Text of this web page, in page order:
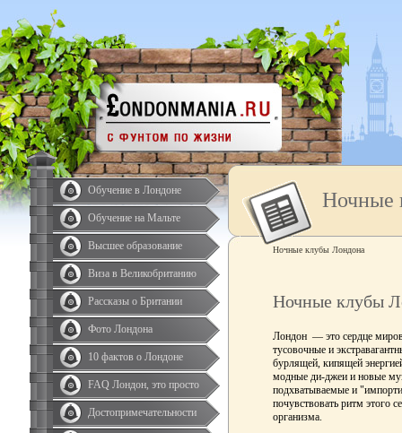
Обучение в Лондоне
Обучение на Мальте
Высшее образование
Виза в Великобританию
Рассказы о Британии
Фото Лондона
10 фактов о Лондоне
FAQ Лондон, это просто
Достопримечательности
Ночные
Ночные клубы Лондона
Ночные клубы
Лондон — это сердце
тусовочные и
бурлящей, кипящей
модные ди-джеи и новые
подхватываемые и
почувствовать ритм этого
организма.